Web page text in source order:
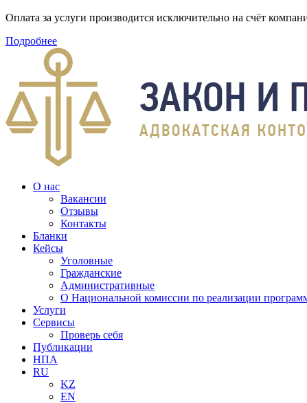
Оплата за услуги производится исключительно на счёт
Подробнее
О нас
Вакансии
Отзывы
Контакты
Бланки
Кейсы
Уголовные
Гражданские
Административные
О Национальной комиссии по реализации
Услуги
Сервисы
Проверь себя
Публикации
НПА
RU
KZ
EN